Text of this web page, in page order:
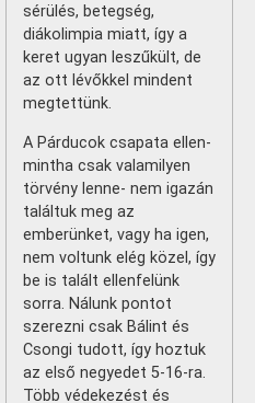
sérülés, betegség,
diákolimpia miatt, így a
keret ugyan leszűkült, de
az ott lévőkkel mindent
megtettünk.
A Párducok csapata ellen-
mintha csak valamilyen
törvény lenne- nem igazán
találtuk meg az
emberünket, vagy ha igen,
nem voltunk elég közel, így
be is talált ellenfelünk
sorra. Nálunk pontot
szerezni csak Bálint és
Csongi tudott, így hoztuk
az első negyedet 5-16-ra.
Több védekezést és